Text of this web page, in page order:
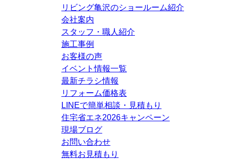
リビング亀沢のショールーム紹介
会社案内
スタッフ・職人紹介
施工事例
お客様の声
イベント情報一覧
最新チラシ情報
リフォーム価格表
LINEで簡単相談・見積もり
住宅省エネ2026キャンペーン
現場ブログ
お問い合わせ
無料お見積もり